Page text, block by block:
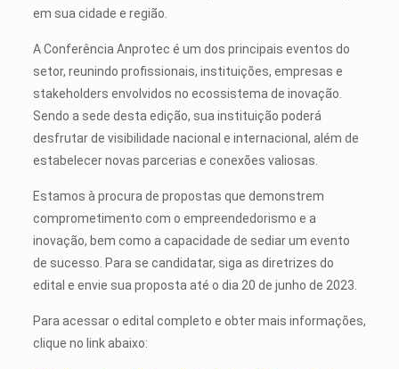
em sua cidade e região.
A Conferência Anprotec é um dos principais eventos do
setor, reunindo profissionais, instituições, empresas e
stakeholders envolvidos no ecossistema de inovação.
Sendo a sede desta edição, sua instituição poderá
desfrutar de visibilidade nacional e internacional, além de
estabelecer novas parcerias e conexões valiosas.
Estamos à procura de propostas que demonstrem
comprometimento com o empreendedorismo e a
inovação, bem como a capacidade de sediar um evento
de sucesso. Para se candidatar, siga as diretrizes do
edital e envie sua proposta até o dia 20 de junho de 2023.
Para acessar o edital completo e obter mais informações,
clique no link abaixo: